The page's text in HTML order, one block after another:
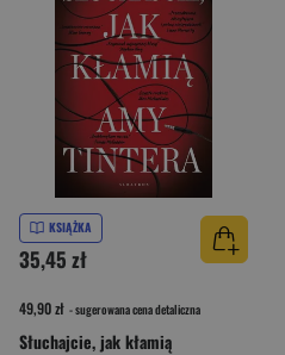
KSIĄŻKA
35,45 zł
49,90 zł - sugerowana cena detaliczna
Słuchajcie, jak kłamią